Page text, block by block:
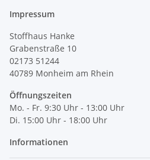
Impressum
Stoffhaus Hanke
Grabenstraße 10
02173 51244
40789 Monheim am Rhein
Öffnungszeiten
Mo. - Fr. 9:30 Uhr - 13:00 Uhr
Di. 15:00 Uhr - 18:00 Uhr
Informationen